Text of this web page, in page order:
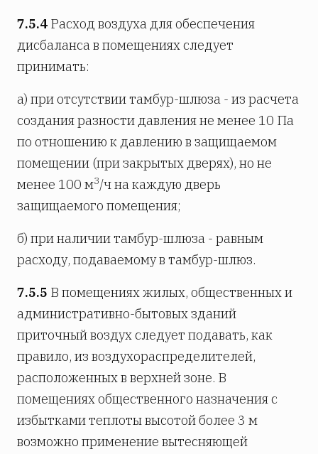
7.5.4 Расход воздуха для обеспечения
дисбаланса в помещениях следует
принимать:
а) при отсутствии тамбур-шлюза - из расчета
создания разности давления не менее 10 Па
по отношению к давлению в защищаемом
помещении (при закрытых дверях), но не
менее 100 м3/ч на каждую дверь
защищаемого помещения;
б) при наличии тамбур-шлюза - равным
расходу, подаваемому в тамбур-шлюз.
7.5.5 В помещениях жилых, общественных и
административно-бытовых зданий
приточный воздух следует подавать, как
правило, из воздухораспределителей,
расположенных в верхней зоне. В
помещениях общественного назначения с
избытками теплоты высотой более 3 м
возможно применение вытесняющей